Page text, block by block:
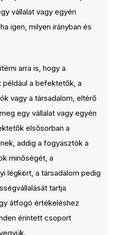
vállalat vagy egyén
igen, milyen irányban és
arra is, hogy a
a befektetők, a
vagy a társadalom, eltérő
egy vállalat vagy egyén
elsősorban a
addig a fogyasztók a
minőségét, a
légkört, a társadalom pedig
tartja
átfogó értékeléshez
érintett csoport